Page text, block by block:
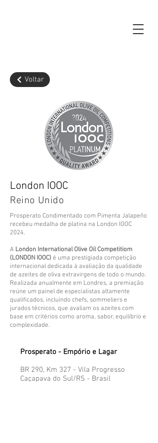
Voltar
London IOOC
Reino Unido
Prosperato Condimentado com Pimenta Jalapeño
recebeu medalha de platina na London IOOC
2024.
A London International Olive Oil Competitiom
(LONDON IOOC) é uma prestigiada competição
internacional dedicada à avaliação da qualidade
de azeites de oliva extravirgens de todo o mundo.
Realizada anualmente em Londres, a premiação
reúne um painel de especialistas altamente
qualificados, incluindo chefs, sommeliers e
jurados técnicos, que avaliam os azeites com
base em critérios como aroma, sabor, equilíbrio e
complexidade.
Prosperato - Empório e Lagar
BR 290, Km 327 - Vila Progresso
Caçapava do Sul/RS - Brasil​